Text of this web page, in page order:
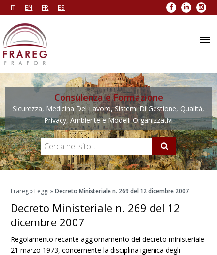
IT EN FR ES Facebook
LinkedIn
Consulenza e Formazione
Sicurezza, Medicina Del Lavoro, Sistemi Di Gestione, Qualità,
Privacy, Ambiente e Modelli Organizzativi
Frareg» Leggi »Decreto Ministeriale n. 269 del 12 dicembre 2007
Decreto Ministeriale n. 269 del 12
dicembre 2007
Regolamento recante aggiornamento del decreto ministeriale
21 marzo 1973, concernente la disciplina igienica degli